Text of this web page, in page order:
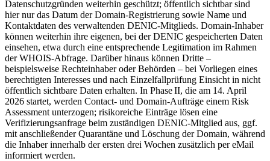
Datenschutzgründen weiterhin geschützt; öffentlich sichtbar sind
hier nur das Datum der Domain-Registrierung sowie Name und
Kontaktdaten des verwaltenden DENIC-Mitglieds. Domain-Inhaber
können weiterhin ihre eigenen, bei der DENIC gespeicherten Daten
einsehen, etwa durch eine entsprechende Legitimation im Rahmen
der WHOIS-Abfrage. Darüber hinaus können Dritte –
beispielsweise Rechteinhaber oder Behörden – bei Vorliegen eines
berechtigten Interesses und nach Einzelfallprüfung Einsicht in nicht
öffentlich sichtbare Daten erhalten. In Phase II, die am 14. April
2026 startet, werden Contact- und Domain-Aufträge einem Risk
Assessment unterzogen; risikoreiche Einträge lösen eine
Verifizierungsanfrage beim zuständigen DENIC-Mitglied aus, ggf.
mit anschließender Quarantäne und Löschung der Domain, während
die Inhaber innerhalb der ersten drei Wochen zusätzlich per eMail
informiert werden.